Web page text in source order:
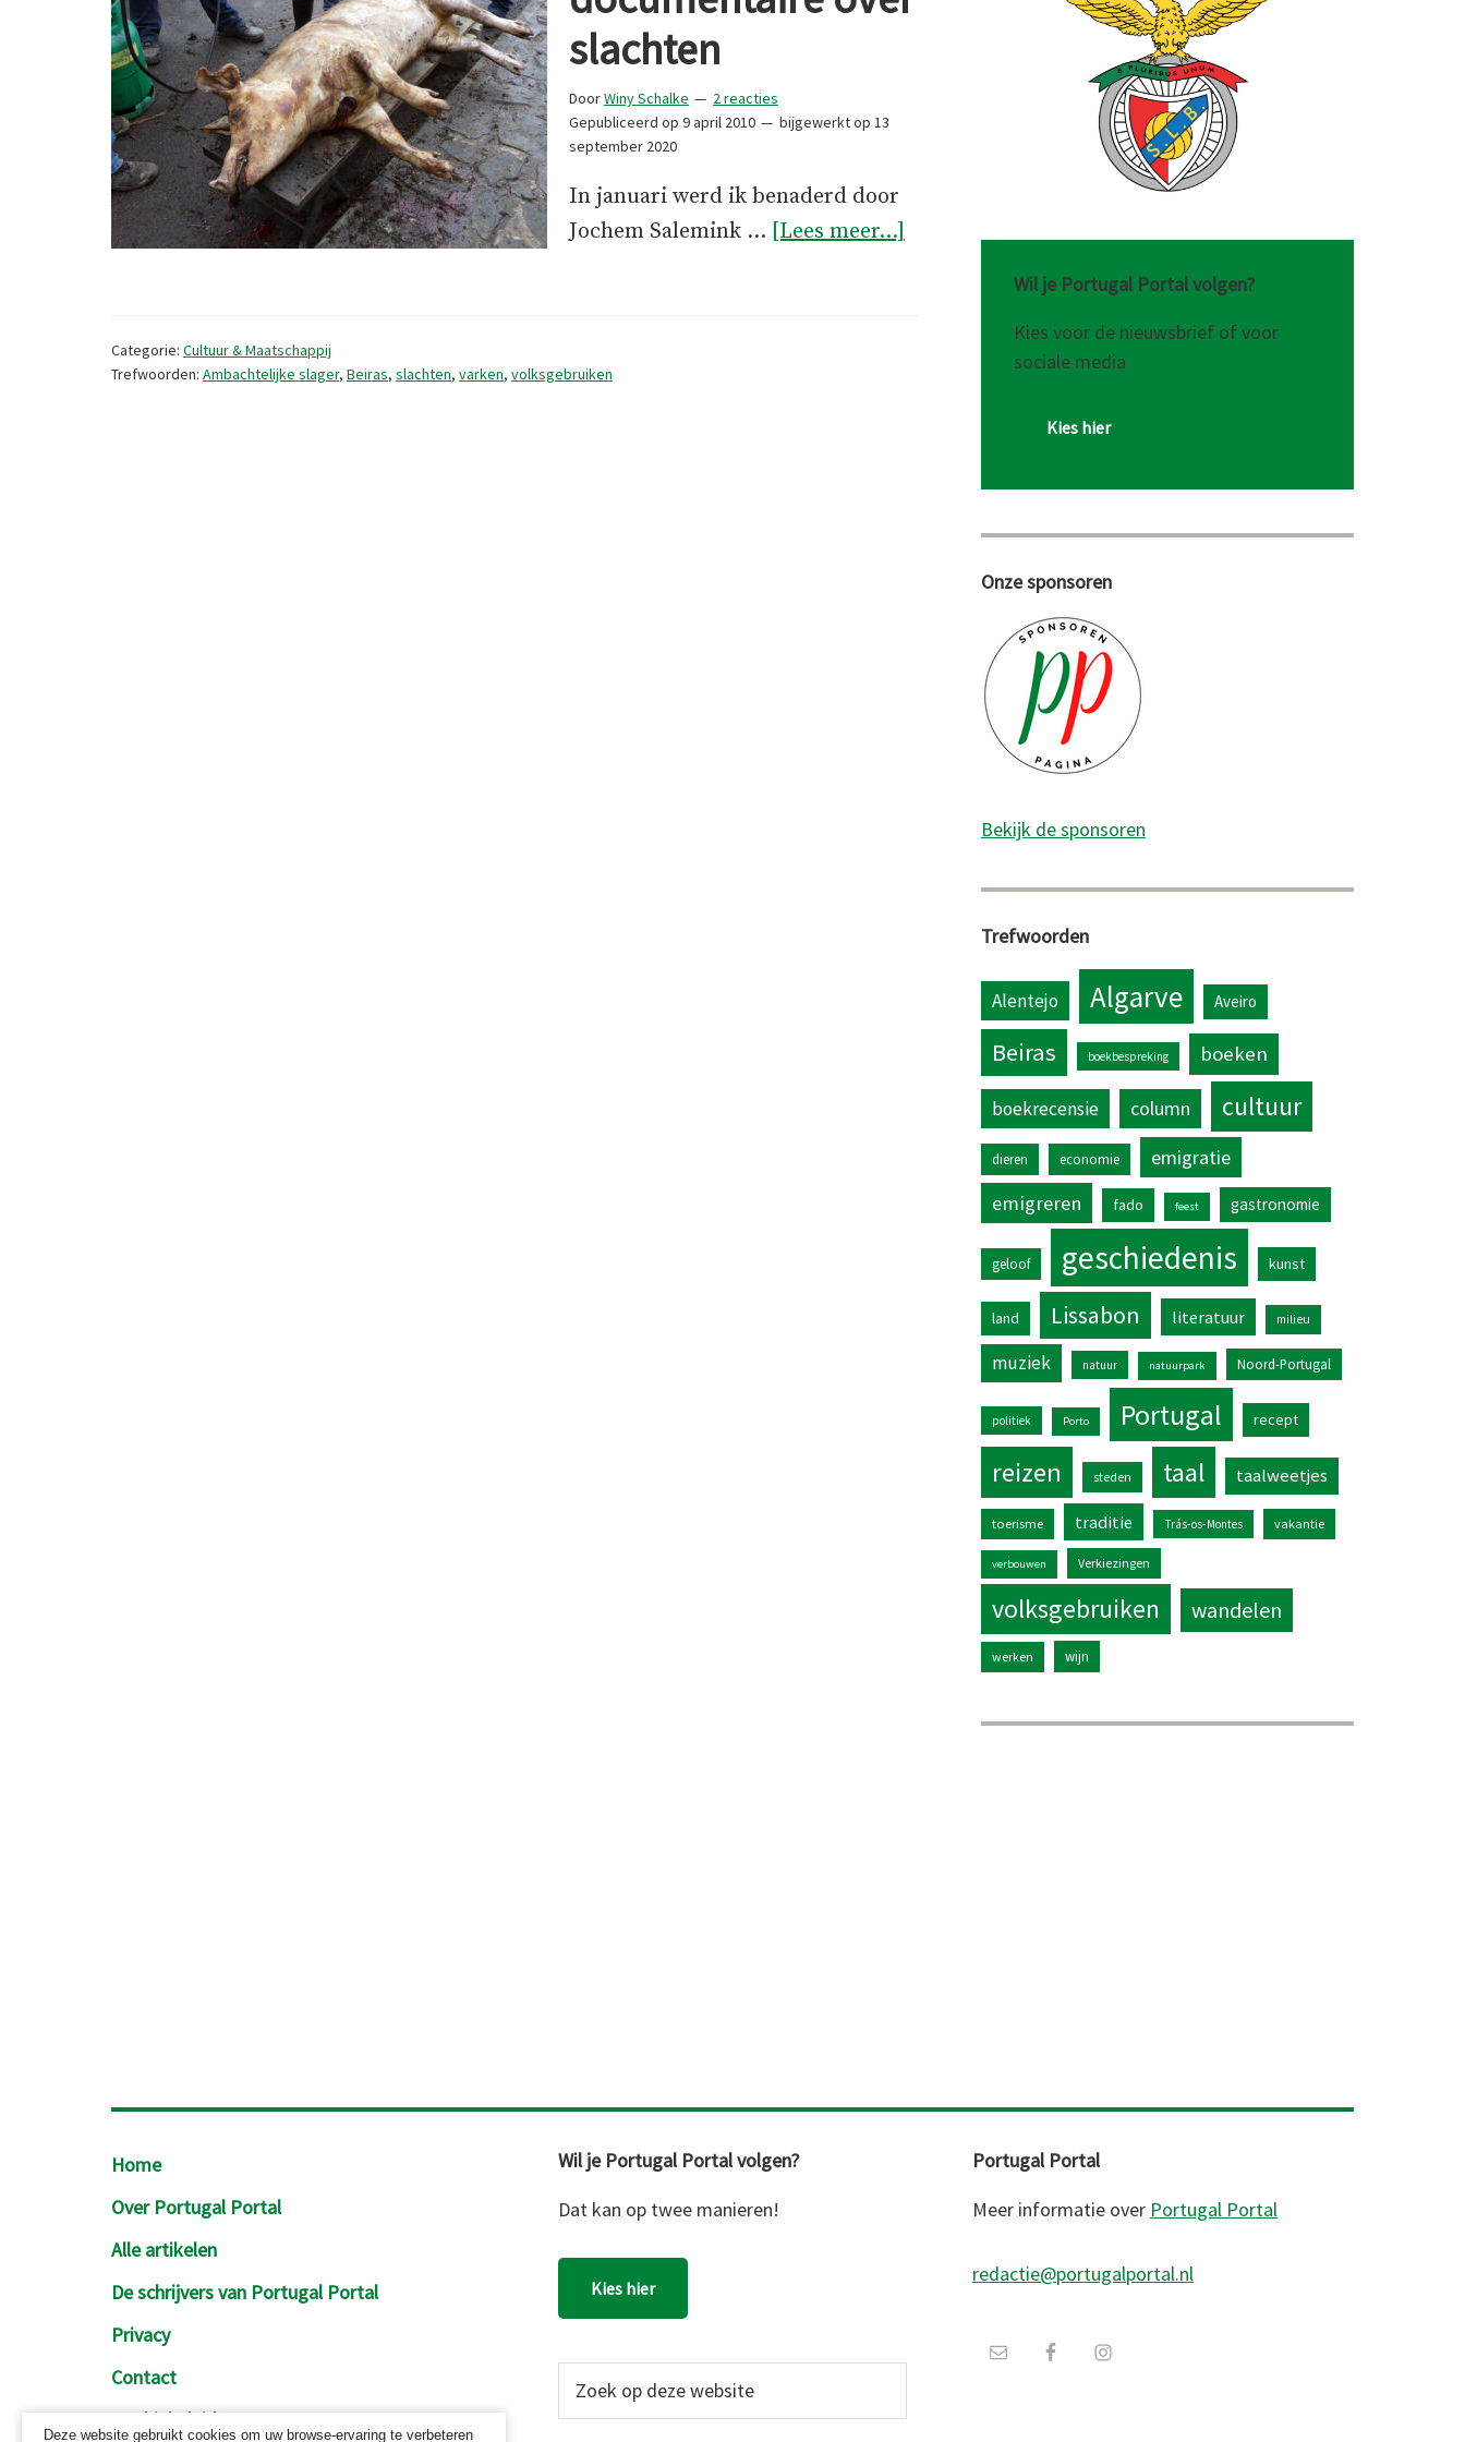
slachten
DoorWiny Schalke
2 reacties
Gepubliceerd op 9 april 2010 bijgewerkt op 13
september 2020
In januari werd ik benaderd door
Jochem Salemink … [Lees meer...]
Categorie: Cultuur & Maatschappij
Trefwoorden: Ambachtelijke slager, Beiras, slachten, varken, volksgebruiken
Wil je Portugal Portal volgen?
Kies voor de nieuwsbrief of voor
sociale media
Kies hier
Onze sponsoren
Bekijk de sponsoren
Trefwoorden
Alentejo Algarve Aveiro
Beiras boekbespreking boeken
boekrecensie column cultuur
dieren economie
emigratie
emigreren
fado feest gastronomie
geloof geschiedenis kunst
land Lissabon literatuur milieu
muziek natuur natuurpark Noord-Portugal
politiek Porto Portugal recept
reizen steden taal taalweetjes
toerisme traditie Trás-os-Montes vakantie
verbouwen Verkiezingen
volksgebruiken wandelen
werken wijn
Footer
Home
Over Portugal Portal
Alle artikelen
De schrijvers van Portugal Portal
Privacy
Contact
Cookiebeleid
Wil je Portugal Portal volgen?
Dat kan op twee manieren!
Kies hier
Portugal Portal
Meer informatie over Portugal Portal
redactie@portugalportal.nl
Deze website gebruikt cookies om uw browse-ervaring te verbeteren